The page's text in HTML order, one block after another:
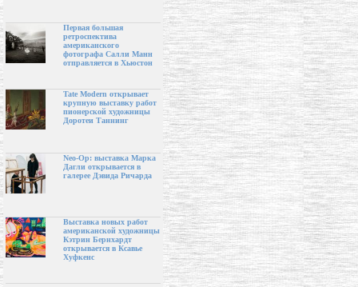
Первая большая
ретроспектива
американского
фотографа Салли Манн
отправляется в Хьюстон
Tate Modern открывает
крупную выставку работ
пионерской художницы
Доротеи Таннинг
Neo-Op: выставка Марка
Дагли открывается в
галерее Дэвида Ричарда
Выставка новых работ
американской художницы
Кэтрин Бернхардт
открывается в Ксавье
Хуфкенс